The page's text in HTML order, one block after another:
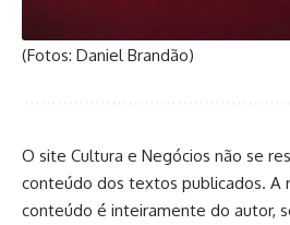
(Fotos: Daniel Brandão)
O site Cultura e Negócios não se
conteúdo dos textos publicados. A
conteúdo é inteiramente do autor,